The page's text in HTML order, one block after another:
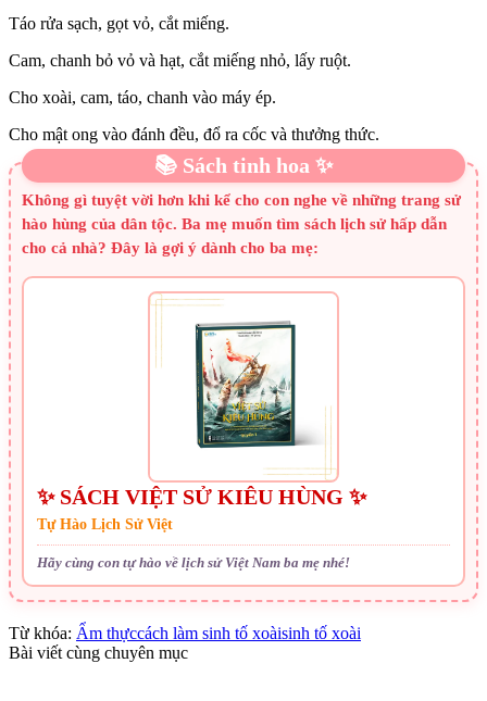
Táo rửa sạch, gọt vỏ, cắt miếng.
Cam, chanh bỏ vỏ và hạt, cắt miếng nhỏ, lấy ruột.
Cho xoài, cam, táo, chanh vào máy ép.
Cho mật ong vào đánh đều, đổ ra cốc và thưởng thức.
📚 Sách tinh hoa ✨
Không gì tuyệt vời hơn khi kể cho con nghe về những trang sử
hào hùng của dân tộc. Ba mẹ muốn tìm sách lịch sử hấp dẫn
cho cả nhà? Đây là gợi ý dành cho ba mẹ:
✨ SÁCH VIỆT SỬ KIÊU HÙNG ✨
Tự Hào Lịch Sử Việt
Hãy cùng con tự hào về lịch sử Việt Nam ba mẹ nhé!
Từ khóa: Ẩm thựccách làm sinh tố xoàisinh tố xoài
Bài viết cùng chuyên mục